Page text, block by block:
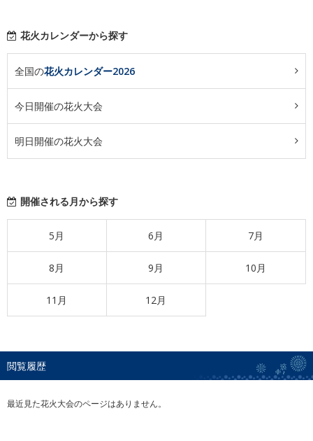
花火カレンダーから探す
全国の花火カレンダー2026
今日開催の花火大会
明日開催の花火大会
開催される月から探す
5月 6月 7月
8月 9月 10月
11月 12月
閲覧履歴
最近見た花火大会のページはありません。